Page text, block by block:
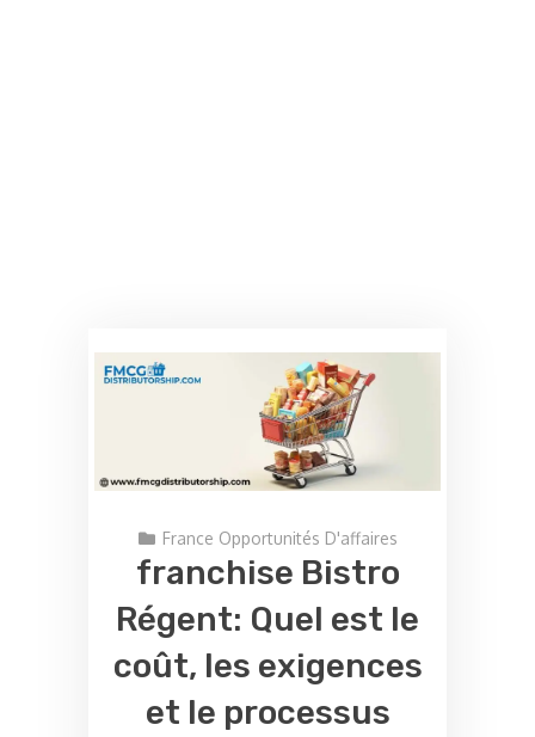
France Opportunités D'affaires
franchise Bistro
Régent: Quel est le
coût, les exigences
et le processus